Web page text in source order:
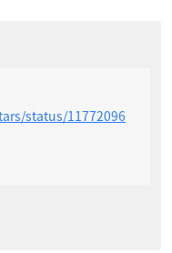
status/11772096